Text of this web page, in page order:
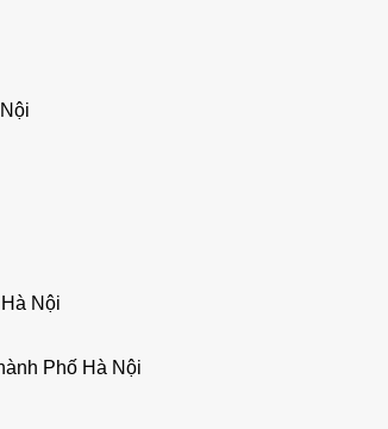
Nội
Phố Hà Nội